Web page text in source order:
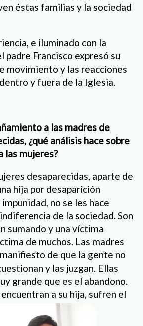
éstas familias y la sociedad
e iluminado con la
padre Francisco expresó su
movimiento y las reacciones
y fuera de la Iglesia.
a las madres de
¿qué análisis hace sobre
las mujeres?
desaparecidas, aparte de
hija por desaparición
no se les hace
de la sociedad. Son
sumando y una víctima
de muchos. Las madres
de que la gente no
y las juzgan. Ellas
grande que es el abandono.
a su hija, sufren el